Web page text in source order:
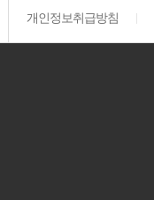
개인정보취급방침